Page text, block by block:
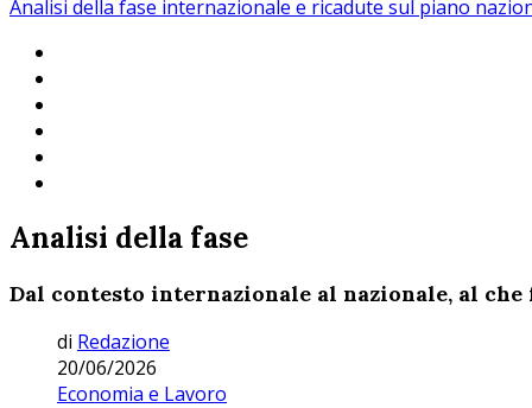
Analisi della fase internazionale e ricadute sul piano
Analisi della fase
Dal contesto internazionale al nazionale, al che
di Redazione
20/06/2026
Economia e Lavoro